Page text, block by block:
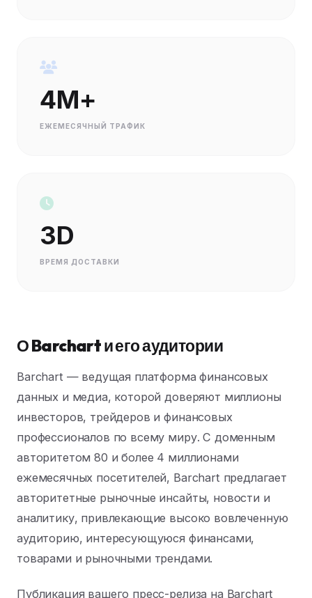
4M+
ЕЖЕМЕСЯЧНЫЙ ТРАФИК
3D
ВРЕМЯ ДОСТАВКИ
О Barchart и его аудитории
Barchart — ведущая платформа финансовых
данных и медиа, которой доверяют миллионы
инвесторов, трейдеров и финансовых
профессионалов по всему миру. С доменным
авторитетом 80 и более 4 миллионами
ежемесячных посетителей, Barchart предлагает
авторитетные рыночные инсайты, новости и
аналитику, привлекающие высоко вовлеченную
аудиторию, интересующуюся финансами,
товарами и рыночными трендами.
Публикация вашего пресс-релиза на Barchart